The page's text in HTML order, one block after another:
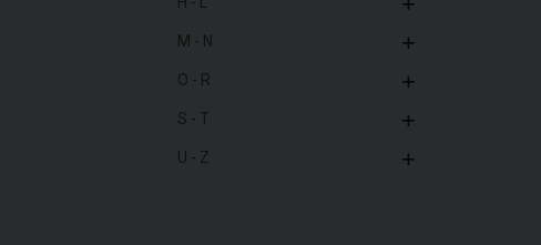
M - N
O - R
S - T
U - Z